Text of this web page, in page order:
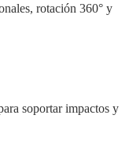
rotación 360° y
soportar impactos y